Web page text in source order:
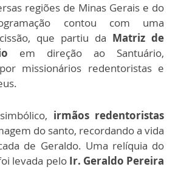
regiões de Minas Gerais e do
contou com uma
que partiu da Matriz de
em direção ao Santuário,
missionários redentoristas e
irmãos redentoristas
do santo, recordando a vida
de Geraldo. Uma relíquia do
levada peloIr. Geraldo Pereira